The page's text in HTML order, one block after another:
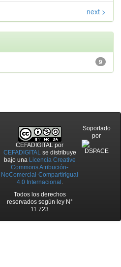
next >
9
CEFADIGITAL por
CEFADIGITALse distribuye
bajo una Licencia Creative
Commons Atribución-
NoComercial-CompartirIgual
4.0 Internacional .
Todos los derechos
reservados según ley N°
11.723
Soportado
por